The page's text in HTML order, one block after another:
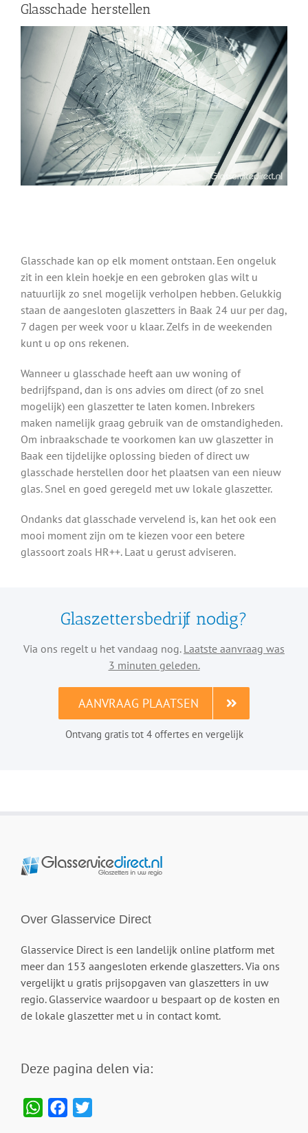
Glasschade herstellen
Glasschade kan op elk moment ontstaan. Een ongeluk
zit in een klein hoekje en een gebroken glas wilt u
natuurlijk zo snel mogelijk verholpen hebben. Gelukkig
staan de aangesloten glaszetters in Baak 24 uur per dag,
7 dagen per week voor u klaar. Zelfs in de weekenden
kunt u op ons rekenen.
Wanneer u glasschade heeft aan uw woning of
bedrijfspand, dan is ons advies om direct (of zo snel
mogelijk) een glaszetter te laten komen. Inbrekers
maken namelijk graag gebruik van de omstandigheden.
Om inbraakschade te voorkomen kan uw glaszetter in
Baak een tijdelijke oplossing bieden of direct uw
glasschade herstellen door het plaatsen van een nieuw
glas. Snel en goed geregeld met uw lokale glaszetter.
Ondanks dat glasschade vervelend is, kan het ook een
mooi moment zijn om te kiezen voor een betere
glassoort zoals HR++. Laat u gerust adviseren.
Glaszettersbedrijf nodig?
Via ons regelt u het vandaag nog. Laatste aanvraag was
3 minuten geleden.
AANVRAAG PLAATSEN
Ontvang gratis tot 4 offertes en vergelijk
Over Glasservice Direct
Glasservice Direct is een landelijk online platform met
meer dan 153 aangesloten erkende glaszetters. Via ons
vergelijkt u gratis prijsopgaven van glaszetters in uw
regio. Glasservice waardoor u bespaart op de kosten en
de lokale glaszetter met u in contact komt.
Deze pagina delen via:
WhatsAppFacebook